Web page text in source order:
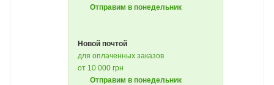
Отправим в понедельник
Новой почтой
для оплаченных заказов
от 10 000 грн
Отправим в понедельник